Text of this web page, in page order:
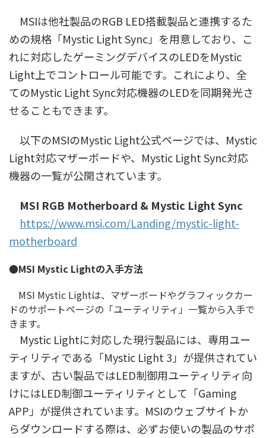
MSIは他社製品のRGB LED搭載製品と連携するた
めの規格「Mystic Light Sync」を用意しており、こ
れに対応したゲーミングデバイスのLEDをMystic
Light上でコントロール可能です。これにより、全
てのMystic Light Sync対応機器のLEDを同期発光さ
せることもできます。
以下のMSIのMystic Light公式ページでは、Mystic
Light対応マザーボードや、Mystic Light Sync対応
機器の一覧が公開されています。
MSI RGB Motherboard & Mystic Light Sync
https://www.msi.com/Landing/mystic-light-
motherboard
●MSI Mystic Lightの入手方法
MSI Mystic Lightは、マザーボードやグラフィックカー
ドのサポートページの「ユーティリティ」一覧から入手で
きます。
Mystic Lightに対応した現行製品には、専用ユー
ティリティである「Mystic Light 3」が提供されてい
ますが、古い製品ではLED制御用ユーティリティ向
けにはLED制御ユーティリティとして「Gaming
APP」が提供されています。MSIのウェブサイトか
らダウンロードする際は、必ずお使いの製品のサポ